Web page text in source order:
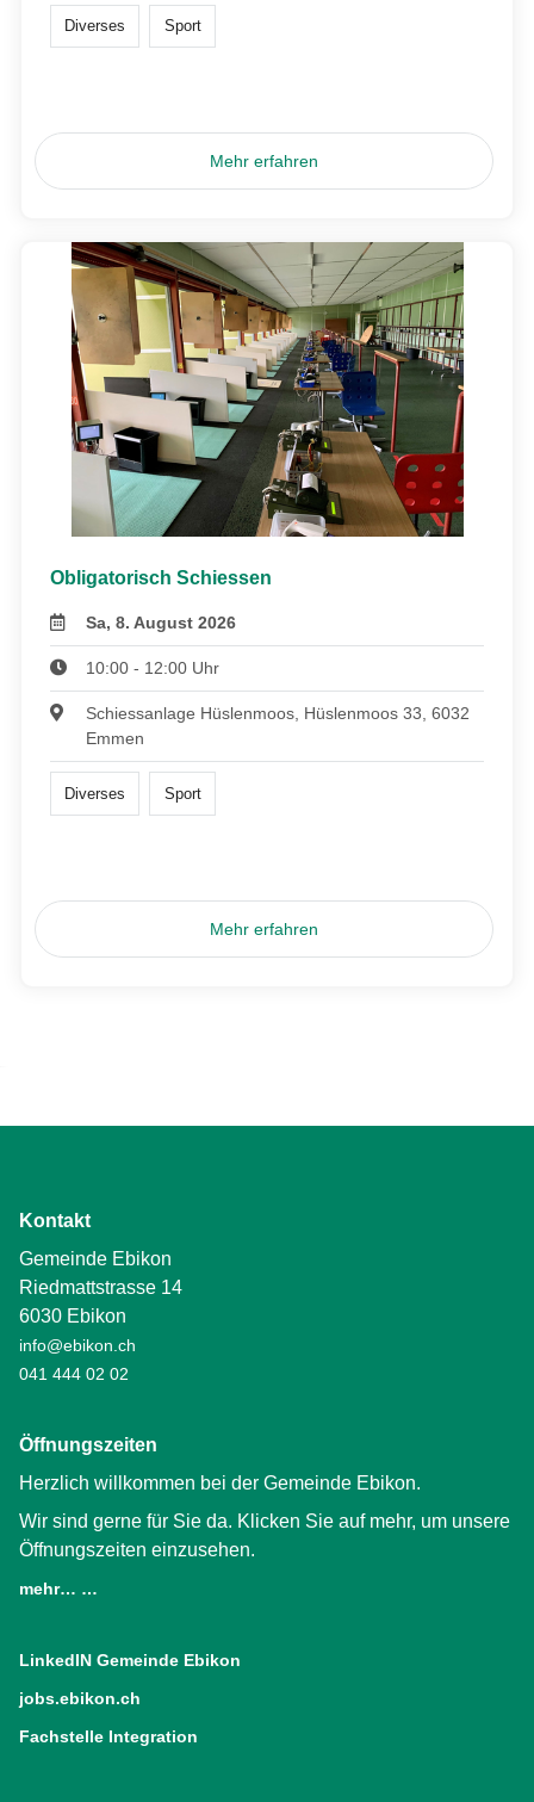
Diverses Sport
Mehr erfahren
Obligatorisch Schiessen
Sa, 8. August 2026
10:00 - 12:00 Uhr
Schiessanlage Hüslenmoos, Hüslenmoos 33, 6032
Emmen
Diverses Sport
Mehr erfahren
Kontakt
Gemeinde Ebikon
Riedmattstrasse 14
6030 Ebikon
info@ebikon.ch
041 444 02 02
Öffnungszeiten
Herzlich willkommen bei der Gemeinde Ebikon.
Wir sind gerne für Sie da. Klicken Sie auf mehr, um unsere
Öffnungszeiten einzusehen.
mehr… …
LinkedIN Gemeinde Ebikon
jobs.ebikon.ch
Fachstelle Integration